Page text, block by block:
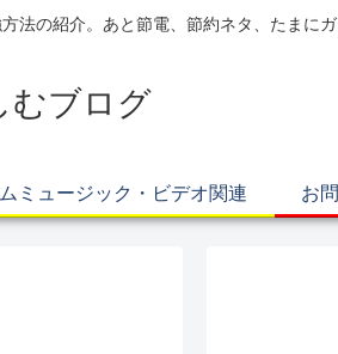
の紹介。あと節電、節約ネタ、たまにガ
むブログ
ミュージック・ビデオ関連 お